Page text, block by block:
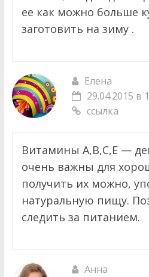
ее как можно больше
заготовить на зиму .
Елена
29.04.2015 в
ссылка
Витамины А,В,С,Е —
очень важны для
получить их можно,
натуральную пищу.
следить за питанием.
Анна